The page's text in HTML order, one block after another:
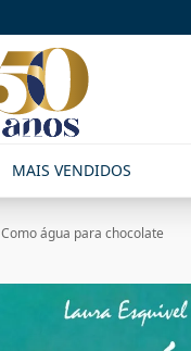
MAIS VENDIDOS
Como água para chocolate